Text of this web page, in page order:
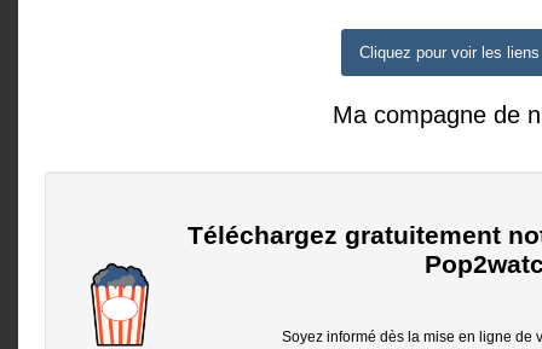
Cliquez pour voir les liens
Ma compagne de
Téléchargez gratuitement
Soyez informé dès la mise en ligne de